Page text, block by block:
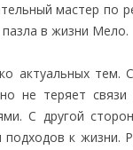
мастер по
в жизни Мело.
актуальных
не теряет
С другой
подходов к